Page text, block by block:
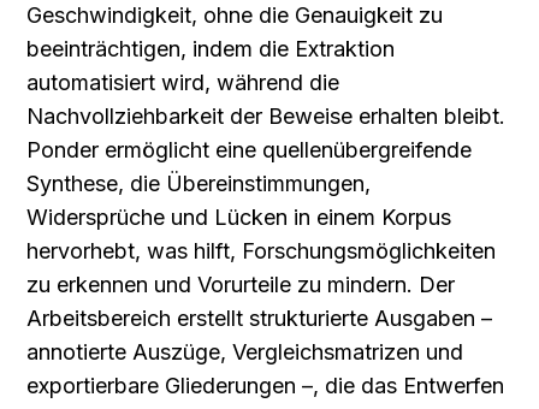
Geschwindigkeit, ohne die Genauigkeit zu
beeinträchtigen, indem die Extraktion
automatisiert wird, während die
Nachvollziehbarkeit der Beweise erhalten bleibt.
Ponder ermöglicht eine quellenübergreifende
Synthese, die Übereinstimmungen,
Widersprüche und Lücken in einem Korpus
hervorhebt, was hilft, Forschungsmöglichkeiten
zu erkennen und Vorurteile zu mindern. Der
Arbeitsbereich erstellt strukturierte Ausgaben –
annotierte Auszüge, Vergleichsmatrizen und
exportierbare Gliederungen –, die das Entwerfen